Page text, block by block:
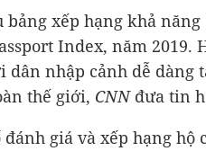
bảng xếp hạng khả
Index, năm 2019.
dân nhập cảnh dễ dàng
thế giới, CNNđưa tin
giá và xếp hạng hộ